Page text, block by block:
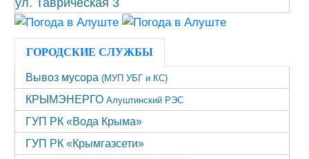
ГОРОДСКИЕ СЛУЖБЫ
Вывоз мусора (МУП УБГ и КС)
КРЫМЭНЕРГО Алуштинский РЭС
ГУП РК «Вода Крыма»
ГУП РК «Крымгазсети»